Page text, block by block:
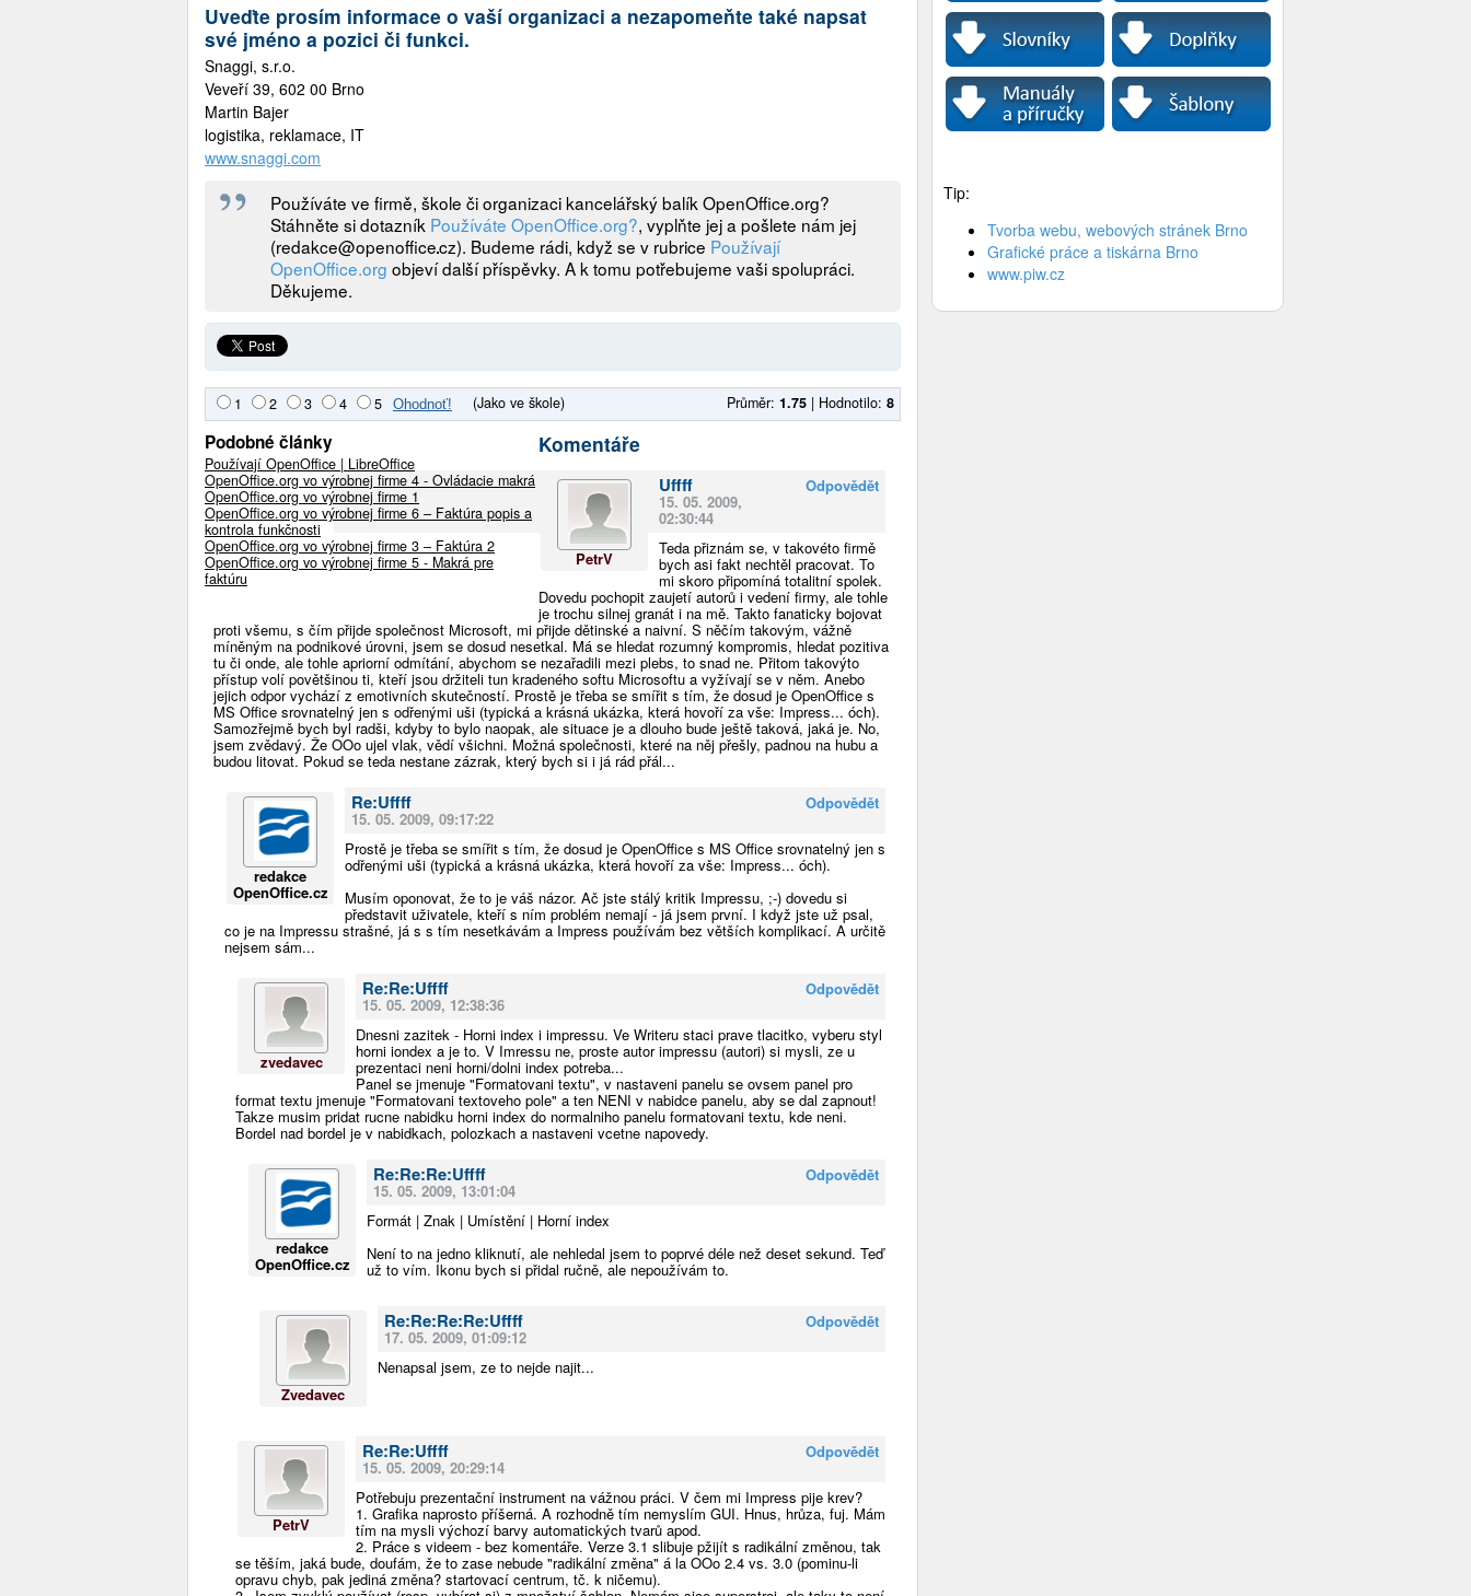
Uveďte prosím informace o vaší organizaci a nezapomeňte také napsat
své jméno a pozici či funkci.
Snaggi, s.r.o.
Veveří 39, 602 00 Brno
Martin Bajer
logistika, reklamace, IT
www.snaggi.com
Používáte ve firmě, škole či organizaci kancelářský balík OpenOffice.org?
Stáhněte si dotazník Používáte OpenOffice.org?, vyplňte jej a pošlete nám jej
(redakce@openofficecz). Budeme rádi, když se v rubrice Používají
OpenOffice.org objeví další příspěvky. A k tomu potřebujeme vaši spolupráci.
Děkujeme.
1 2 3 4 5 (Jako ve škole) Průměr: 1.75 | Hodnotilo: 8
Podobné články
Používají OpenOffice | LibreOffice
OpenOffice.org vo výrobnej firme 4 - Ovládacie makrá
OpenOffice.org vo výrobnej firme 1
OpenOffice.org vo výrobnej firme 6 – Faktúra popis a
kontrola funkčnosti
OpenOffice.org vo výrobnej firme 3 – Faktúra 2
OpenOffice.org vo výrobnej firme 5 - Makrá pre
faktúru
Komentáře
PetrV
Odpovědět
Uffff
15. 05. 2009,
02:30:44
Teda přiznám se, v takovéto firmě
bych asi fakt nechtěl pracovat. To
mi skoro připomíná totalitní spolek.
Dovedu pochopit zaujetí autorů i vedení firmy, ale tohle
je trochu silnej granát i na mě. Takto fanaticky bojovat
proti všemu, s čím přijde společnost Microsoft, mi přijde dětinské a naivní. S něčím takovým, vážně
míněným na podnikové úrovni, jsem se dosud nesetkal. Má se hledat rozumný kompromis, hledat pozitiva
tu či onde, ale tohle apriorní odmítání, abychom se nezařadili mezi plebs, to snad ne. Přitom takovýto
přístup volí povětšinou ti, kteří jsou držiteli tun kradeného softu Microsoftu a vyžívají se v něm. Anebo
jejich odpor vychází z emotivních skutečností. Prostě je třeba se smířit s tím, že dosud je OpenOffice s
MS Office srovnatelný jen s odřenými uši (typická a krásná ukázka, která hovoří za vše: Impress... óch).
Samozřejmě bych byl radši, kdyby to bylo naopak, ale situace je a dlouho bude ještě taková, jaká je. No,
jsem zvědavý. Že OOo ujel vlak, vědí všichni. Možná společnosti, které na něj přešly, padnou na hubu a
budou litovat. Pokud se teda nestane zázrak, který bych si i já rád přál...
redakce
OpenOffice.cz
Odpovědět
Re:Uffff
15. 05. 2009, 09:17:22
Prostě je třeba se smířit s tím, že dosud je OpenOffice s MS Office srovnatelný jen s
odřenými uši (typická a krásná ukázka, která hovoří za vše: Impress... óch).
Musím oponovat, že to je váš názor. Ač jste stálý kritik Impressu, ;-) dovedu si
představit uživatele, kteří s ním problém nemají - já jsem první. I když jste už psal,
co je na Impressu strašné, já s s tím nesetkávám a Impress používám bez větších komplikací. A určitě
nejsem sám...
zvedavec
Odpovědět
Re:Re:Uffff
15. 05. 2009, 12:38:36
Dnesni zazitek - Horni index i impressu. Ve Writeru staci prave tlacitko, vyberu styl
horni iondex a je to. V Imressu ne, proste autor impressu (autori) si mysli, ze u
prezentaci neni horni/dolni index potreba...
Panel se jmenuje "Formatovani textu", v nastaveni panelu se ovsem panel pro
format textu jmenuje "Formatovani textoveho pole" a ten NENI v nabidce panelu, aby se dal zapnout!
Takze musim pridat rucne nabidku horni index do normalniho panelu formatovani textu, kde neni.
Bordel nad bordel je v nabidkach, polozkach a nastaveni vcetne napovedy.
redakce
OpenOffice.cz
Odpovědět
Re:Re:Re:Uffff
15. 05. 2009, 13:01:04
Formát | Znak | Umístění | Horní index
Není to na jedno kliknutí, ale nehledal jsem to poprvé déle než deset sekund. Teď
už to vím. Ikonu bych si přidal ručně, ale nepoužívám to.
Zvedavec
Odpovědět
Re:Re:Re:Re:Uffff
17. 05. 2009, 01:09:12
Nenapsal jsem, ze to nejde najit...
PetrV
Odpovědět
Re:Re:Uffff
15. 05. 2009, 20:29:14
Potřebuju prezentační instrument na vážnou práci. V čem mi Impress pije krev?
1. Grafika naprosto příšerná. A rozhodně tím nemyslím GUI. Hnus, hrůza, fuj. Mám
tím na mysli výchozí barvy automatických tvarů apod.
2. Práce s videem - bez komentáře. Verze 3.1 slibuje pžijít s radikální změnou, tak
se těším, jaká bude, doufám, že to zase nebude "radikální změna" á la OOo 2.4 vs. 3.0 (pominu-li
opravu chyb, pak jediná změna? startovací centrum, tč. k ničemu).
Tip:
Tvorba webu, webových stránek Brno
Grafické práce a tiskárna Brno
www.piw.cz